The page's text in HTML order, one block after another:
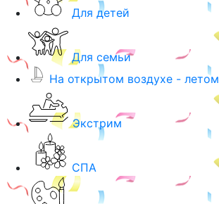
Для детей
Для семьи
На открытом воздухе - летом
Экстрим
СПА